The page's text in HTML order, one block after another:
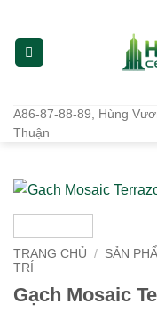
A86-87-88-89, Hùng
Thuận
TRANG CHỦ / SẢN
TRÍ
Gạch Mosaic